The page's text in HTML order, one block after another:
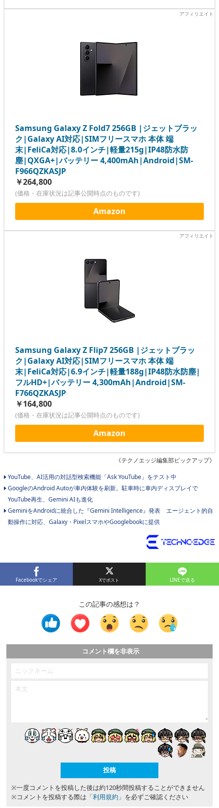
Samsung Galaxy Z Fold7 256GB |ジェットブラッ
ク|Galaxy AI対応|SIMフリースマホ 本体 端
末|FeliCa対応|8.0インチ|軽量215g|IP48防水防
塵|QXGA+|バッテリー 4,400mAh|Android|SM-
F966QZKASJP
￥264,800
(価格・在庫状況は記事公開時点のものです)
Amazon
Samsung Galaxy Z Flip7 256GB |ジェットブラッ
ク|Galaxy AI対応|SIMフリースマホ 本体 端
末|FeliCa対応|6.9インチ|軽量188g|IP48防水防塵|
フルHD+|バッテリー 4,300mAh|Android|SM-
F766QZKASJP
￥164,800
(価格・在庫状況は記事公開時点のものです)
Amazon
《テクノエッジ編集部ピックアップ》
YouTube、AI活用の対話型検索機能「Ask YouTube」をテスト中
GoogleのAndroid Autoが車内体験を刷新。駐車時に車内ディスプレイで
YouTube再生、Gemini AIも進化
GeminiをAndroidに統合した『Gemini Intelligence』発表 エージェント的自
動操作に対応、Galaxy・PixelスマホやGooglebookに提供
Facebookでシェア LINEで送る
この記事の感想は？
コメント欄を非表示
※一度コメントを投稿した後は約120秒間投稿することができません
※コメントを投稿する際は 「利用規約」 を必ずご確認ください